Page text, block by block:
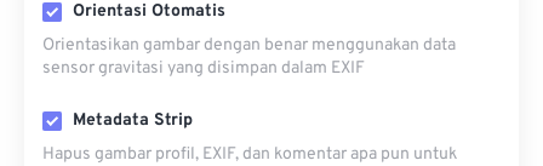
Orientasi Otomatis
Orientasikan gambar dengan benar menggunakan data
sensor gravitasi yang disimpan dalam EXIF
Metadata Strip
Hapus gambar profil, EXIF, dan komentar apa pun untuk